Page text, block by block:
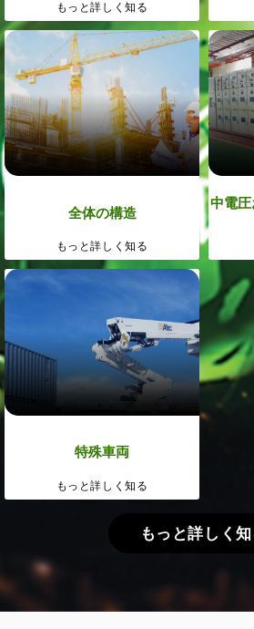
もっと詳しく知る
全体の構造
もっと詳しく知る
中電
特殊車両
もっと詳しく知る
もっと詳しく